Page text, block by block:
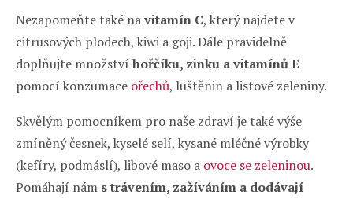
Nezapomeňte také navitamín C, který najdete v
citrusových plodech, kiwi a goji. Dále pravidelně
doplňujte množství hořčíku, zinku a vitamínů E
pomocí konzumace ořechů, luštěnin a listové zeleniny.
Skvělým pomocníkem pro naše zdraví je také výše
zmíněný česnek, kyselé selí, kysané mléčné výrobky
(kefíry, podmáslí), libové maso a ovoce se zeleninou.
Pomáhají nám s trávením, zažíváním a dodávají